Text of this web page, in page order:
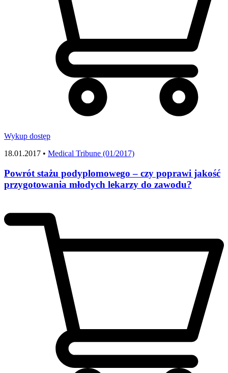
Wykup dostęp
18.01.2017 • Medical Tribune (01/2017)
Powrót stażu podyplomowego – czy poprawi jakość
przygotowania młodych lekarzy do zawodu?